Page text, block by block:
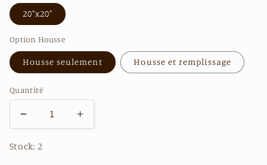
20"x20"
Option Housse
Housse seulement Housse et remplissage
Quantité
Réduire
la
quantité
Augmenter
la
Stock: 2